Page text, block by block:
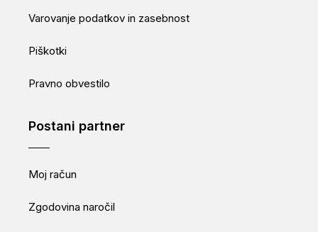
Varovanje podatkov in zasebnost
Piškotki
Pravno obvestilo
Postani partner
Moj račun
Zgodovina naročil